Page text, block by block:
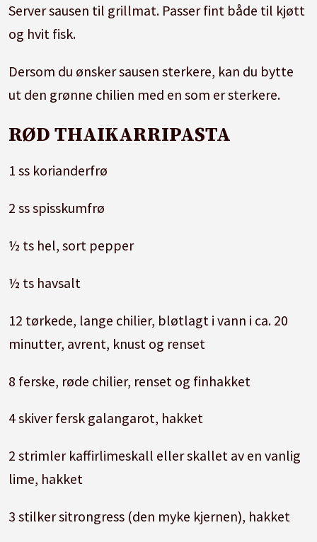
Server sausen til grillmat. Passer fint både til kjøtt
og hvit fisk.
Dersom du ønsker sausen sterkere, kan du bytte
ut den grønne chilien med en som er sterkere.
RØD THAIKARRIPASTA
1 ss korianderfrø
2 ss spisskumfrø
½ ts hel, sort pepper
½ ts havsalt
12 tørkede, lange chilier, bløtlagt i vann i ca. 20
minutter, avrent, knust og renset
8 ferske, røde chilier, renset og finhakket
4 skiver fersk galangarot, hakket
2 strimler kaffirlimeskall eller skallet av en vanlig
lime, hakket
3 stilker sitrongress (den myke kjernen), hakket